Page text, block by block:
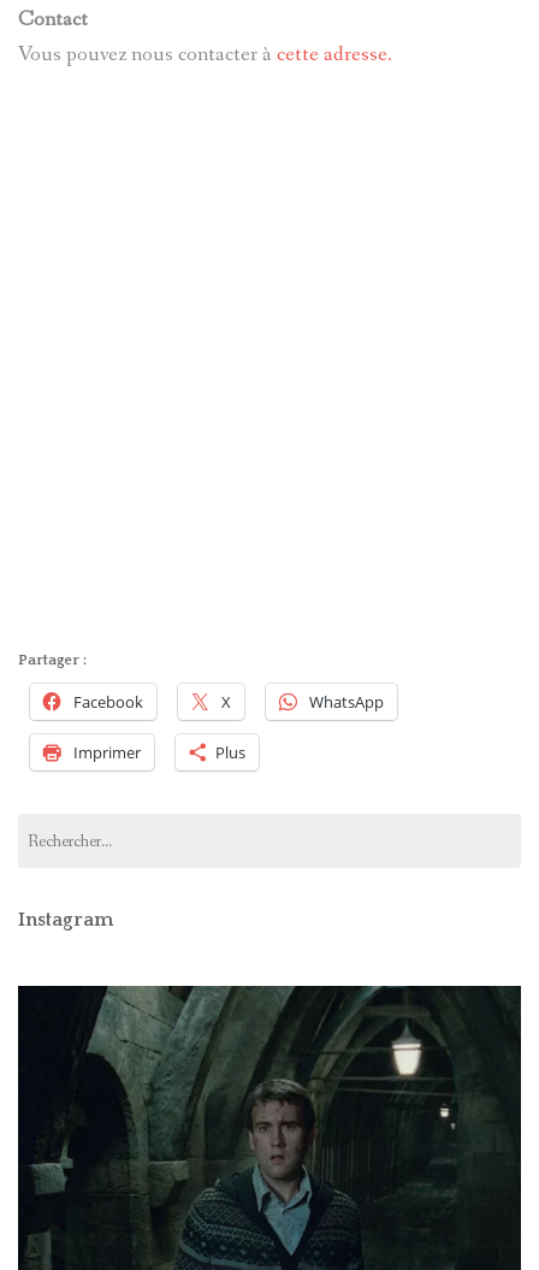
Contact
Vous pouvez nous contacter à cette adresse.
Partager :
Facebook X WhatsApp
Imprimer Plus
Instagram